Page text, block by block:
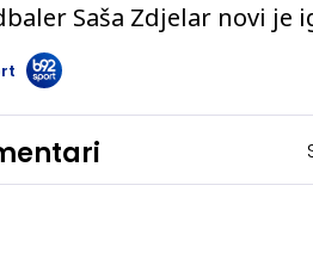
Saša Zdjelar novi je